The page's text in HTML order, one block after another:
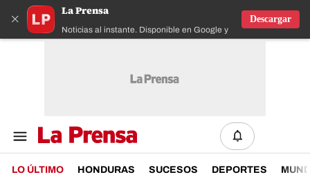
×
La Prensa
Noticias al instante. Disponible en Google y IOS
Descargar
LO ÚLTIMO HONDURAS SUCESOS DEPORTES